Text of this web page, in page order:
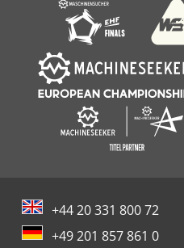
+44 20 331 800 72
+49 201 857 861 0